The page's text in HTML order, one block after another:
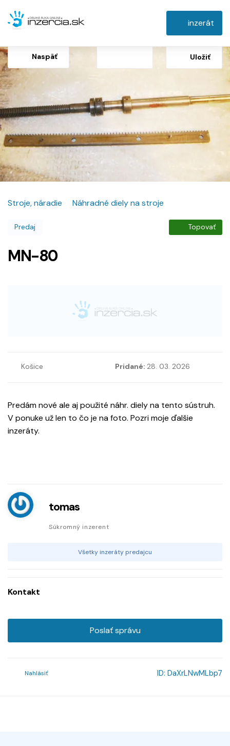
inzerát
Naspäť Uložiť
Stroje, náradie Náhradné diely na stroje
Predaj Topovať
MN-80
Košice Pridané: 28. 03. 2026
Predám nové ale aj použité náhr. diely na tento sústruh.
V ponuke už len to čo je na foto. Pozri moje ďalšie
inzeráty.
tomas
Súkromný inzerent
Všetky inzeráty predajcu
Kontakt
Poslať správu
Nahlásiť ID: DaXrLNwMLbp7